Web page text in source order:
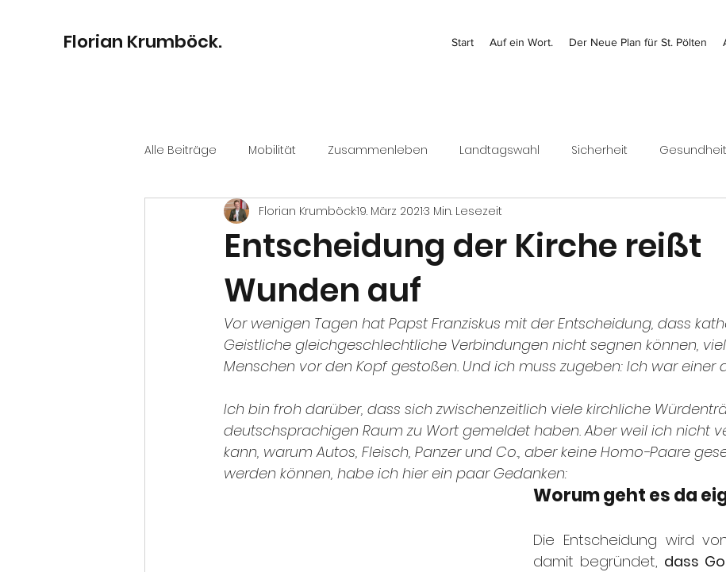
Florian Krumböck. Start Auf ein Wort. Der Neue Plan für St. Pölten
Alle Beiträge Mobilität Zusammenleben Landtagswahl Sicherheit Gesundheit
Digitalisierung Kontrolle Jugend
Stadtentwicklung Wirtschaft
Entscheidung der Kirche reißt
Wunden auf
Florian Krumböck19. März 20213 Min. Lesezeit
Vor wenigen Tagen hat Papst Franziskus mit der Entscheidung, dass
Geistliche gleichgeschlechtliche Verbindungen nicht segnen können,
Menschen vor den Kopf gestoßen. Und ich muss zugeben: Ich war einer
Ich bin froh darüber, dass sich zwischenzeitlich viele kirchliche
deutschsprachigen Raum zu Wort gemeldet haben. Aber weil ich nicht
kann, warum Autos, Fleisch, Panzer und Co., aber keine Homo-Paare
werden können, habe ich hier ein paar Gedanken:
Worum geht es da
Die Entscheidung wird
damit begründet, dass